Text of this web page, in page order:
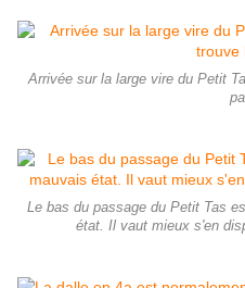
Arrivée sur la large vire du Petit
Le bas du passage du Petit Tas
état. Il vaut mieux s'en